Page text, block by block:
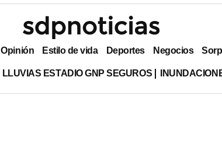
Opinión Estilo de vida Deportes Negocios
LLUVIAS ESTADIO GNP SEGUROS